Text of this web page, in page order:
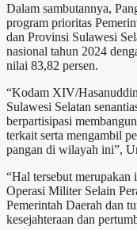
Dalam sambutannya,
program prioritas
dan Provinsi Sulawesi
nasional tahun 2024
nilai 83,82 persen.
“Kodam XIV/
Sulawesi Selatan
berpartisipasi
terkait serta mengambil
pangan di wilayah ini”,
“Hal tersebut
Operasi Militer Selain
Pemerintah Daerah dan
kesejahteraan dan